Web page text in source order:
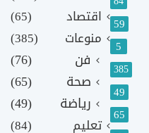
59
5
385
49
65
اقتصاد
(65)
منوعات
(385)
فن
(76)
صحة
(65)
رياضة
(49)
تعليم (84)